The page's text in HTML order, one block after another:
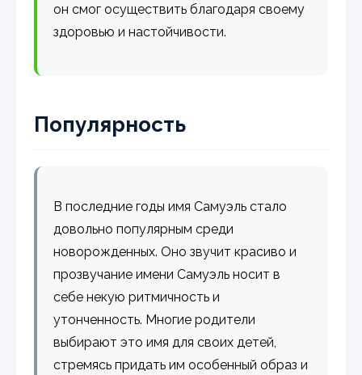
он смог осуществить благодаря своему
здоровью и настойчивости.
Популярность
В последние годы имя Самуэль стало
довольно популярным среди
новорожденных. Оно звучит красиво и
прозвучание имени Самуэль носит в
себе некую ритмичность и
утонченность. Многие родители
выбирают это имя для своих детей,
стремясь придать им особенный образ и